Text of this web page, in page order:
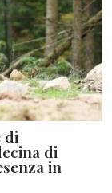
di
di
in